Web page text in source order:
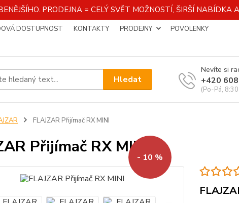
PRODEJNA = CELÝ SVĚT MOŽNOSTÍ, ŠIRŠÍ NABÍDKA
DOSTUPNOST KONTAKTY PRODEJNY
POVOLENKY
Hledat
Nevíte si
+420
(Po-Pá,
FLAJZAR Přijímač RX MINI
Přijímač RX MINI
- 10 %